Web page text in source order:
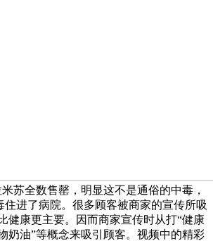
苏全数售罄，明显这不是通俗的中毒，
住进了病院。很多顾客被商家的宣传所吸
健康更主要。因而商家宣传时从打“健康
奶油”等概念来吸引顾客。视频中的精彩